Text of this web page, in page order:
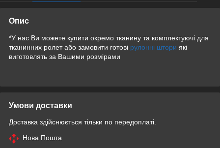
Опис
*У нас Ви можете купити окремо тканину та комплектуючі для
тканинних ролет або замовити готові рулонні штори які
виготовлять за Вашими розмірами
Умови доставки
Доставка здійснюється тільки по передоплаті.
Нова Пошта